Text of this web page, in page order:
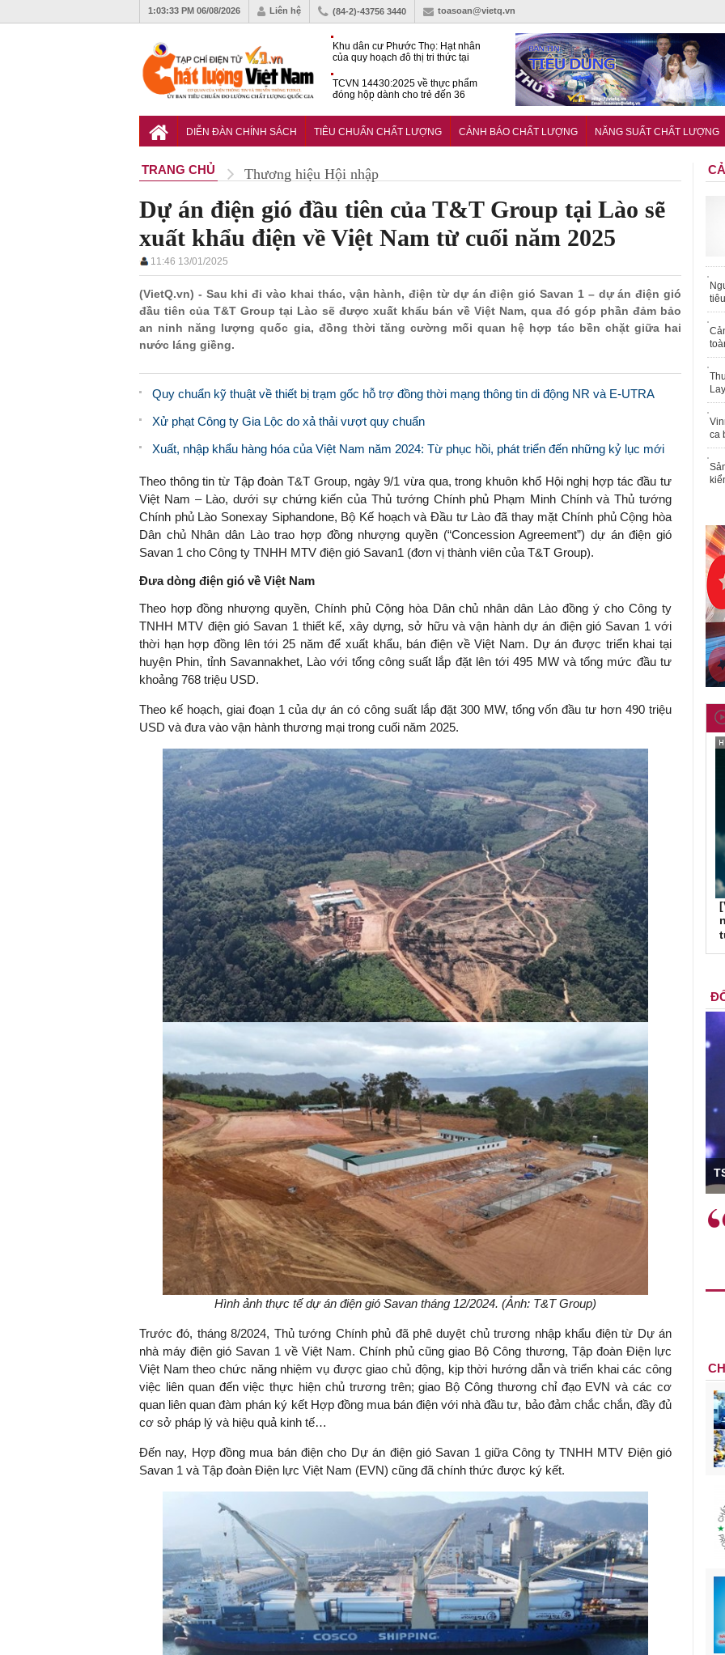
1:03:34 PM 06/08/2026 Liên hệ (84-2)-43756 3440 toasoan@vietq.vn
Khu dân cư Phước Thọ: Hạt nhân
của quy hoạch đô thị tri thức tại
TCVN 14430:2025 về thực phẩm
đóng hộp dành cho trẻ đến 36
chống nứt của hỗn hợp bê tông
DIỄN ĐÀN CHÍNH SÁCH TIÊU CHUẨN CHẤT LƯỢNG CẢNH BÁO CHẤT LƯỢNG NĂNG SUẤT CHẤT LƯỢNG
TRANG CHỦ Thương hiệu Hội nhập
Dự án điện gió đầu tiên của T&T Group tại Lào sẽ
xuất khẩu điện về Việt Nam từ cuối năm 2025
11:46 13/01/2025
(VietQ.vn) - Sau khi đi vào khai thác, vận hành, điện từ dự án điện gió Savan 1 – dự án điện gió
đầu tiên của T&T Group tại Lào sẽ được xuất khẩu bán về Việt Nam, qua đó góp phần đảm bảo
an ninh năng lượng quốc gia, đồng thời tăng cường mối quan hệ hợp tác bền chặt giữa hai
nước láng giềng.
Quy chuẩn kỹ thuật về thiết bị trạm gốc hỗ trợ đồng thời mạng thông tin di động NR và E-UTRA
Xử phạt Công ty Gia Lộc do xả thải vượt quy chuẩn
Xuất, nhập khẩu hàng hóa của Việt Nam năm 2024: Từ phục hồi, phát triển đến những kỷ lục mới
Theo thông tin từ Tập đoàn T&T Group, ngày 9/1 vừa qua, trong khuôn khổ Hội nghị hợp tác đầu tư
Việt Nam – Lào, dưới sự chứng kiến của Thủ tướng Chính phủ Phạm Minh Chính và Thủ tướng
Chính phủ Lào Sonexay Siphandone, Bộ Kế hoạch và Đầu tư Lào đã thay mặt Chính phủ Cộng hòa
Dân chủ Nhân dân Lào trao hợp đồng nhượng quyền (“Concession Agreement”) dự án điện gió
Savan 1 cho Công ty TNHH MTV điện gió Savan1 (đơn vị thành viên của T&T Group).
Đưa dòng điện gió về Việt Nam
Theo hợp đồng nhượng quyền, Chính phủ Cộng hòa Dân chủ nhân dân Lào đồng ý cho Công ty
TNHH MTV điện gió Savan 1 thiết kế, xây dựng, sở hữu và vận hành dự án điện gió Savan 1 với
thời hạn hợp đồng lên tới 25 năm để xuất khẩu, bán điện về Việt Nam. Dự án được triển khai tại
huyện Phin, tỉnh Savannakhet, Lào với tổng công suất lắp đặt lên tới 495 MW và tổng mức đầu tư
khoảng 768 triệu USD.
Theo kế hoạch, giai đoạn 1 của dự án có công suất lắp đặt 300 MW, tổng vốn đầu tư hơn 490 triệu
USD và đưa vào vận hành thương mại trong cuối năm 2025.
Hình ảnh thực tế dự án điện gió Savan tháng 12/2024. (Ảnh: T&T Group)
Trước đó, tháng 8/2024, Thủ tướng Chính phủ đã phê duyệt chủ trương nhập khẩu điện từ Dự án
nhà máy điện gió Savan 1 về Việt Nam. Chính phủ cũng giao Bộ Công thương, Tập đoàn Điện lực
Việt Nam theo chức năng nhiệm vụ được giao chủ động, kịp thời hướng dẫn và triển khai các công
việc liên quan đến việc thực hiện chủ trương trên; giao Bộ Công thương chỉ đạo EVN và các cơ
quan liên quan đàm phán ký kết Hợp đồng mua bán điện với nhà đầu tư, bảo đảm chắc chắn, đầy đủ
cơ sở pháp lý và hiệu quả kinh tế…
Đến nay, Hợp đồng mua bán điện cho Dự án điện gió Savan 1 giữa Công ty TNHH MTV Điện gió
Savan 1 và Tập đoàn Điện lực Việt Nam (EVN) cũng đã chính thức được ký kết.
ca
TS. Nguyễn Đức Độ - Phó Viện trưởng
Viện Kinh tế Tài chính
"Có rất nhiều việc phải làm
ngay từ bây giờ và trên thực tế
đang được tiến hành như tăng
đầu tư cho khoa học công
nghệ; ban hành các cơ chế
khuyến khích đổi mới sáng tạo,
Việc sử dụng hiệu quả chính
sách tài khóa không chỉ mang ý
tăng trưởng bền vững dài hạn.